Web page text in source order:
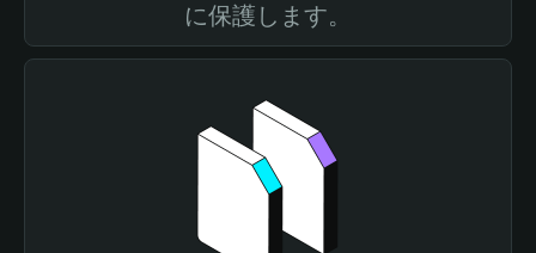
に保護します。